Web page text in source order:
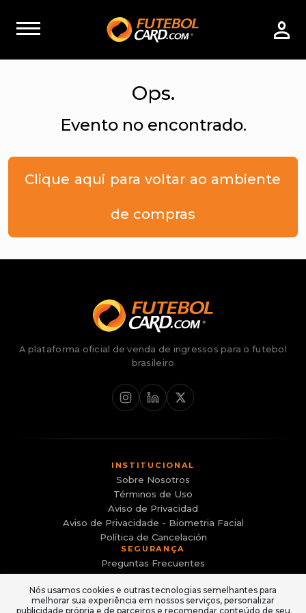
Ops.
Evento no encontrado.
Clique aqui para voltar ao ambiente
de compras
A plataforma oficial de venda de ingressos para o futebol
brasileiro
INSTITUCIONAL
Sobre Nosotros
Términos de Uso
Aviso de Privacidad
Aviso de Privacidade - Biometria Facial
Política de Cancelación
SEGURANÇA
Preguntas Frecuentes
Canal de Denúncias
Evite sites falsos e golpes
ACESSO
Nós usamos cookies e outras tecnologias semelhantes para
melhorar sua experiência em nossos serviços, personalizar
publicidade própria e de parceiros e recomendar conteúdo de seu